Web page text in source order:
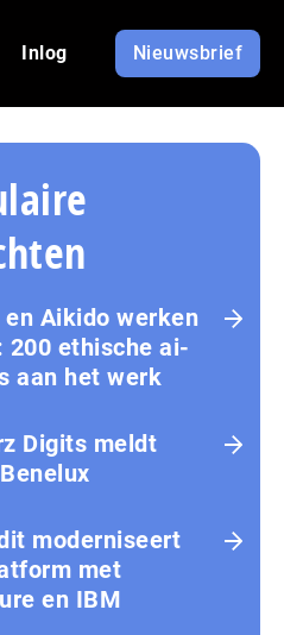
Inlog Nieuwsbrief
Aikido werken
200 ethische ai-
aan het werk
Digits meldt
moderniseert
met
en IBM